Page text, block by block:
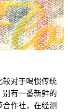
较对于喝惯传统
别有一番新鲜的
作社，在经测